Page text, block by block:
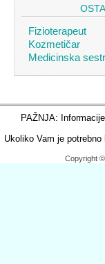
Fizioterapeut
Kozmetičar
Medicinska
PAŽNJA:
Ukoliko Vam je
Copyright ©